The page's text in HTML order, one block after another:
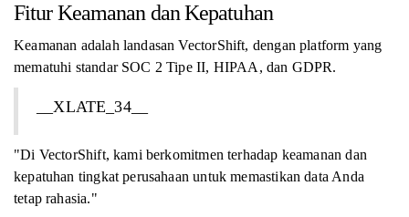
Fitur Keamanan dan Kepatuhan
Keamanan adalah landasan VectorShift, dengan platform yang
mematuhi standar SOC 2 Tipe II, HIPAA, dan GDPR.
__XLATE_34__
"Di VectorShift, kami berkomitmen terhadap keamanan dan
kepatuhan tingkat perusahaan untuk memastikan data Anda
tetap rahasia."